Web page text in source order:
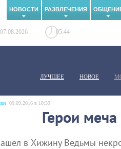
НОВОСТИ РАЗВЛЕЧЕНИЯ
07.08.2026 05:44
ЛУЧШЕЕ НОВОЕ
09.09.2016 в 10:39
Герои
в Хижину Ведьмы